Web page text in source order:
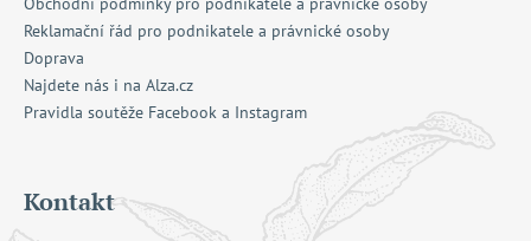
Reklamační řád pro podnikatele a právnické osoby
Doprava
Najdete nás i na Alza.cz
Pravidla soutěže Facebook a Instagram
Kontakt